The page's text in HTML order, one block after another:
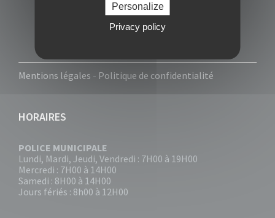
Mentions légales - Politique de confidentialité
HORAIRES
POLICE MUNICIPALE
Lundi, Mardi, Jeudi, Vendredi : 7H00 à 19H00
Mercredi : 7H00 à 14H00
Samedi : 8H00 à 14H00
Jours fériés : 8h00 à 12H00
Personalize
Privacy policy